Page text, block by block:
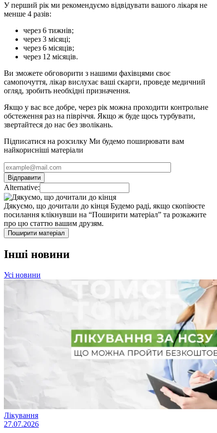
У перший рік ми рекомендуємо відвідувати вашого лікаря не
менше 4 разів:
через 6 тижнів;
через 3 місяці;
через 6 місяців;
через 12 місяців.
Ви зможете обговорити з нашими фахівцями своє
самопочуття, лікар вислухає ваші скарги, проведе медичний
огляд, зробить необхідні призначення.
Якщо у вас все добре, через рік можна проходити контрольне
обстеження раз на півріччя. Якщо ж буде щось турбувати,
звертайтеся до нас без зволікань.
Підписатися на розсилку Ми будемо поширювати вам
найкорисніші матеріали
Alternative:
Дякуємо, що дочитали до кінця Будемо раді, якщо скопіюєте
посилання клікнувши на “Поширити матеріал” та розкажите
про цю статтю вашим друзям.
Поширити матеріал
Інші новини
Усі новини
Лікування
27.07.2026